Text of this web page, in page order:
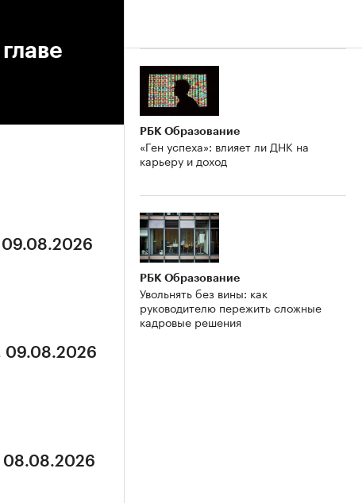
09.08.2026
09.08.2026
08.08.2026
РБК Образование
«Ген успеха»: влияет ли ДНК на
карьеру и доход
РБК Образование
Увольнять без вины: как
руководителю пережить сложные
кадровые решения